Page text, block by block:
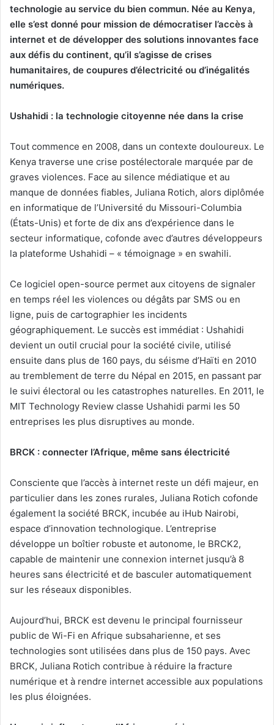
technologie au service du bien commun. Née au Kenya,
elle s’est donné pour mission de démocratiser l’accès à
internet et de développer des solutions innovantes face
aux défis du continent, qu’il s’agisse de crises
humanitaires, de coupures d’électricité ou d’inégalités
numériques.
Ushahidi : la technologie citoyenne née dans la crise
Tout commence en 2008, dans un contexte douloureux. Le
Kenya traverse une crise postélectorale marquée par de
graves violences. Face au silence médiatique et au
manque de données fiables, Juliana Rotich, alors diplômée
en informatique de l’Université du Missouri-Columbia
(États-Unis) et forte de dix ans d’expérience dans le
secteur informatique, cofonde avec d’autres développeurs
la plateforme Ushahidi – « témoignage » en swahili.
Ce logiciel open-source permet aux citoyens de signaler
en temps réel les violences ou dégâts par SMS ou en
ligne, puis de cartographier les incidents
géographiquement. Le succès est immédiat : Ushahidi
devient un outil crucial pour la société civile, utilisé
ensuite dans plus de 160 pays, du séisme d’Haïti en 2010
au tremblement de terre du Népal en 2015, en passant par
le suivi électoral ou les catastrophes naturelles. En 2011, le
MIT Technology Review classe Ushahidi parmi les 50
entreprises les plus disruptives au monde.
BRCK : connecter l’Afrique, même sans électricité
Consciente que l’accès à internet reste un défi majeur, en
particulier dans les zones rurales, Juliana Rotich cofonde
également la société BRCK, incubée au iHub Nairobi,
espace d’innovation technologique. L’entreprise
développe un boîtier robuste et autonome, le BRCK2,
capable de maintenir une connexion internet jusqu’à 8
heures sans électricité et de basculer automatiquement
sur les réseaux disponibles.
Aujourd’hui, BRCK est devenu le principal fournisseur
public de Wi-Fi en Afrique subsaharienne, et ses
technologies sont utilisées dans plus de 150 pays. Avec
BRCK, Juliana Rotich contribue à réduire la fracture
numérique et à rendre internet accessible aux populations
les plus éloignées.